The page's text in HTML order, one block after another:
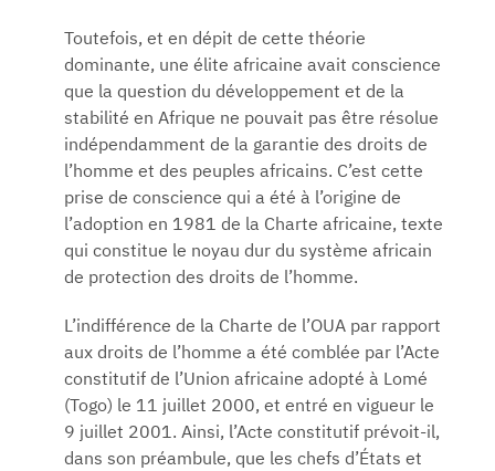
Toutefois, et en dépit de cette théorie
dominante, une élite africaine avait conscience
que la question du développement et de la
stabilité en Afrique ne pouvait pas être résolue
indépendamment de la garantie des droits de
l’homme et des peuples africains. C’est cette
prise de conscience qui a été à l’origine de
l’adoption en 1981 de la Charte africaine, texte
qui constitue le noyau dur du système africain
de protection des droits de l’homme.
L’indifférence de la Charte de l’OUA par rapport
aux droits de l’homme a été comblée par l’Acte
constitutif de l’Union africaine adopté à Lomé
(Togo) le 11 juillet 2000, et entré en vigueur le
9 juillet 2001. Ainsi, l’Acte constitutif prévoit-il,
dans son préambule, que les chefs d’États et